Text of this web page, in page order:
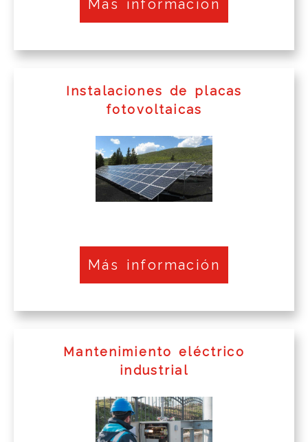
Más información
Instalaciones de placas
fotovoltaicas
Más información
Mantenimiento eléctrico
industrial